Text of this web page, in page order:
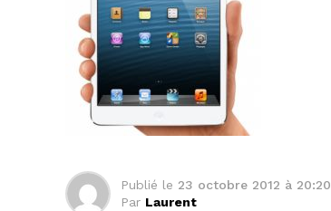
Publié le 23 octobre 2012 à 20:20
Par Laurent